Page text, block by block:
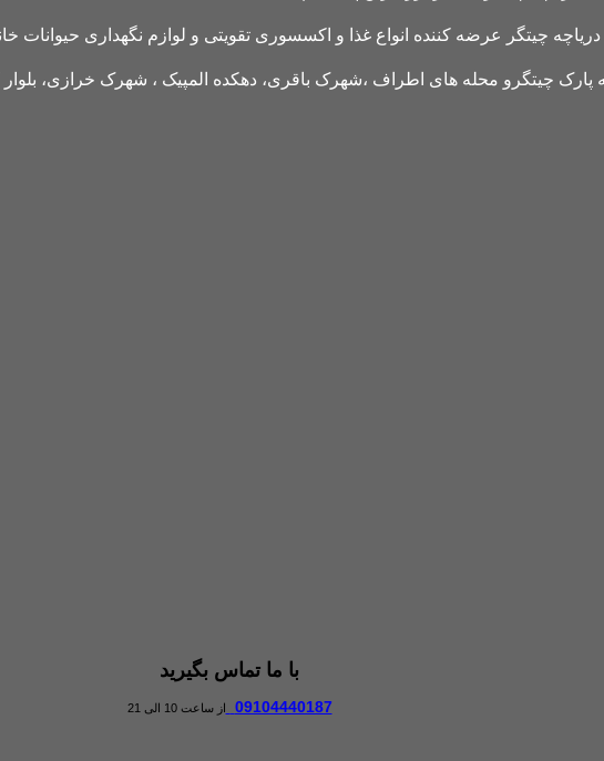
چیتگر عرضه کننده انواع غذا و اکسسوری تقویتی و لوازم نگهداری حیوانات
با ما تماس بگیرید
09104440187 از ساعت 10 الی 21